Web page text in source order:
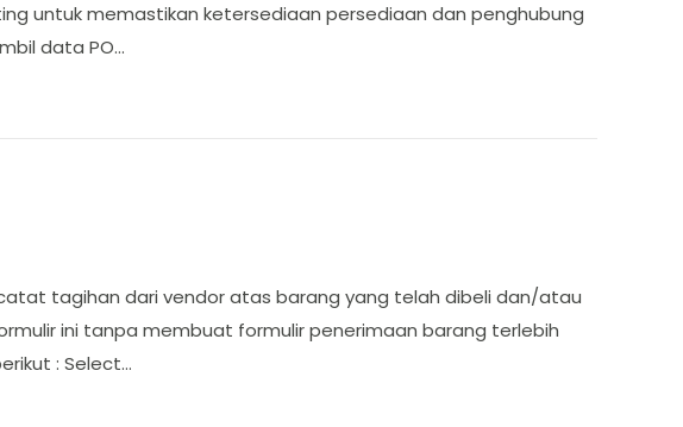
untuk memastikan ketersediaan persediaan dan penghubung
data PO…
tagihan dari vendor atas barang yang telah dibeli dan/atau
ini tanpa membuat formulir penerimaan barang terlebih
: Select…